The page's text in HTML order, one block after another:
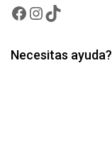
Facebook
Instagram
TikTok
Necesitas ayuda?